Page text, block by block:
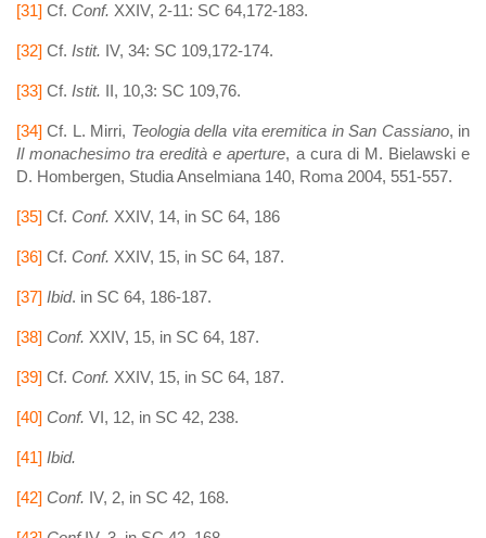
[31] Cf. Conf. XXIV, 2-11: SC 64,172-183.
[32] Cf. Istit. IV, 34: SC 109,172-174.
[33] Cf. Istit. II, 10,3: SC 109,76.
[34] Cf. L. Mirri, Teologia della vita eremitica in San Cassiano, in
Il monachesimo tra eredità e aperture, a cura di M. Bielawski e
D. Hombergen, Studia Anselmiana 140, Roma 2004, 551-557.
[35] Cf. Conf. XXIV, 14, in SC 64, 186
[36] Cf. Conf. XXIV, 15, in SC 64, 187.
[37] Ibid. in SC 64, 186-187.
[38] Conf. XXIV, 15, in SC 64, 187.
[39] Cf. Conf. XXIV, 15, in SC 64, 187.
[40] Conf. VI, 12, in SC 42, 238.
[41] Ibid.
[42] Conf. IV, 2, in SC 42, 168.